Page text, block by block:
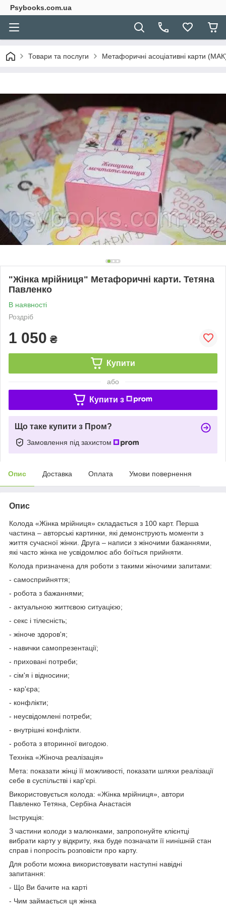
Psybooks.com.ua
Товари та послуги Метафоричні асоціативні карти (МАК)
"Жінка мрійниця" Метафоричні карти. Тетяна
Павленко
В наявності
Роздріб
1 050 ₴
Купити
або
Купити з
Що таке купити з Пром?
Замовлення під захистом
Опис Доставка Оплата Умови повернення
Опис
Колода «Жінка мрійниця» складається з 100 карт. Перша
частина – авторські картинки, які демонструють моменти з
життя сучасної жінки. Друга – написи з жіночими бажаннями,
які часто жінка не усвідомлює або боїться прийняти.
Колода призначена для роботи з такими жіночими запитами:
- самосприйняття;
- робота з бажаннями;
- актуальною життєвою ситуацією;
- секс і тілесність;
- жіноче здоров'я;
- навички самопрезентації;
- приховані потреби;
- сім'я і відносини;
- кар'єра;
- конфлікти;
- неусвідомлені потреби;
- внутрішні конфлікти.
- робота з вторинної вигодою.
Техніка «Жіноча реалізація»
Мета: показати жінці її можливості, показати шляхи реалізації
себе в суспільстві і кар'єрі.
Використовується колода: «Жінка мрійниця», автори
Павленко Тетяна, Сербіна Анастасія
Інструкція:
З частини колоди з малюнками, запропонуйте клієнтці
вибрати карту у відкриту, яка буде позначати її нинішній стан
справ і попросіть розповісти про карту.
Для роботи можна використовувати наступні навідні
запитання:
- Що Ви бачите на карті
- Чим займається ця жінка